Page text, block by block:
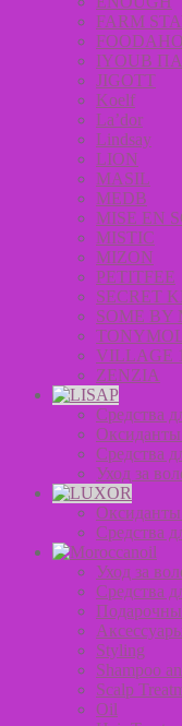
FARM
IYOUB
JIGOTT
Koelf
La’dor
Lindsay
LION
MASIL
MEDB
MISE EN
MISTIC
MIZON
PETITFEE
SECRET
SOME BY
VILLAGE
ZENZIA
Средства
Оксиданты
Средства
Уход за
Оксиданты
Средства
Уход за
Средства
Styling
Shampoo
Scalp
Oil